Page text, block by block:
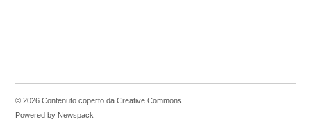
© 2026 Contenuto coperto da Creative Commons
Powered by Newspack